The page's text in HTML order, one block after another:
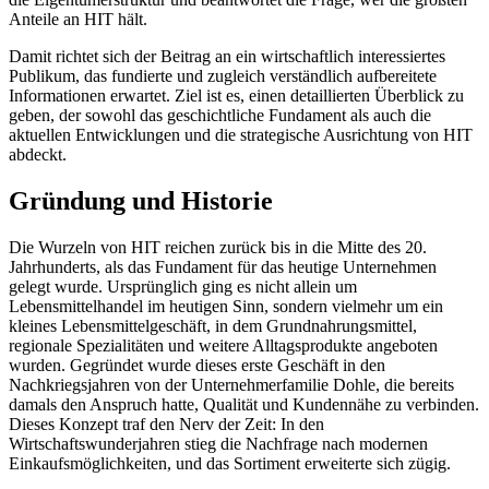
Anteile an HIT hält.
Damit richtet sich der Beitrag an ein wirtschaftlich interessiertes
Publikum, das fundierte und zugleich verständlich aufbereitete
Informationen erwartet. Ziel ist es, einen detaillierten Überblick zu
geben, der sowohl das geschichtliche Fundament als auch die
aktuellen Entwicklungen und die strategische Ausrichtung von HIT
abdeckt.
Gründung und Historie
Die Wurzeln von HIT reichen zurück bis in die Mitte des 20.
Jahrhunderts, als das Fundament für das heutige Unternehmen
gelegt wurde. Ursprünglich ging es nicht allein um
Lebensmittelhandel im heutigen Sinn, sondern vielmehr um ein
kleines Lebensmittelgeschäft, in dem Grundnahrungsmittel,
regionale Spezialitäten und weitere Alltagsprodukte angeboten
wurden. Gegründet wurde dieses erste Geschäft in den
Nachkriegsjahren von der Unternehmerfamilie Dohle, die bereits
damals den Anspruch hatte, Qualität und Kundennähe zu verbinden.
Dieses Konzept traf den Nerv der Zeit: In den
Wirtschaftswunderjahren stieg die Nachfrage nach modernen
Einkaufsmöglichkeiten, und das Sortiment erweiterte sich zügig.